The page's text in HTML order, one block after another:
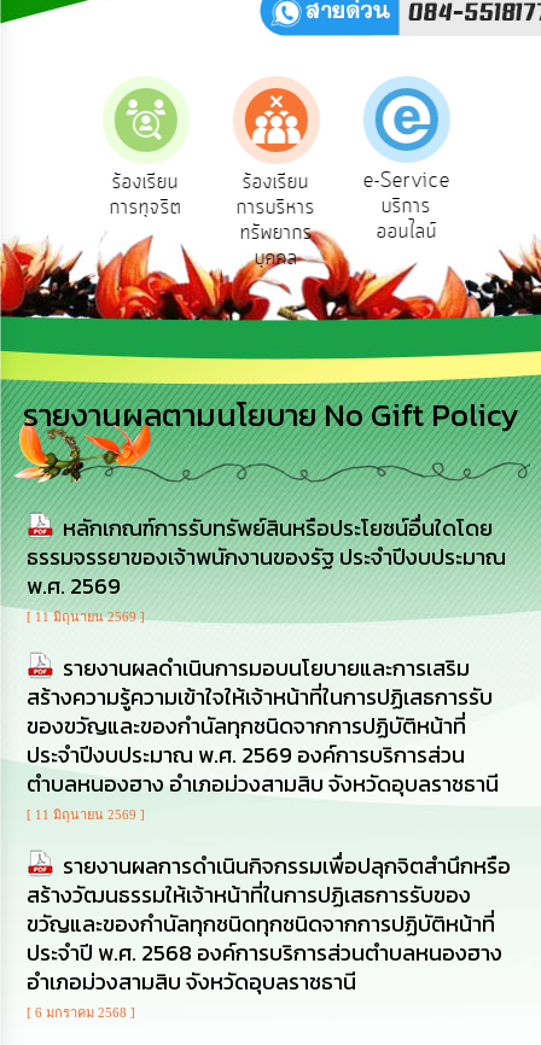
ความ
ยุทธศาสตร์/
การ
บริหาร/
พัฒนา
ทรัพยากร
การ
บริหาร
งาน
การ
ส่ง
เสริม
ความ
โปร่งใส
การ
จัด
ซื้อ
จัด
จ้าง
การ
เงิน
การ
คลัง
นโยบาย
No
Gift
Policy
ร้องเรียน
การทุจริต
ร้องเรียน
การบริหาร
ทรัพยากร
บุคคล
e-Service
บริการ
ออนไลน์
รายงานผลตามนโยบาย No Gift Policy
หลักเกณฑ์การรับทรัพย์สินหรือประโยชน์อื่นใดโดย
ธรรมจรรยาของเจ้าพนักงานของรัฐ ประจำปีงบประมาณ
พ.ศ. 2569
[ 11 มิถุนายน 2569 ]
รายงานผลดำเนินการมอบนโยบายและการเสริม
สร้างความรู้ความเข้าใจให้เจ้าหน้าที่ในการปฏิเสธการรับ
ของขวัญและของกํานัลทุกชนิดจากการปฏิบัติหน้าที่
ประจำปีงบประมาณ พ.ศ. 2569 องค์การบริการส่วน
ตำบลหนองฮาง อำเภอม่วงสามสิบ จังหวัดอุบลราชธานี
[ 11 มิถุนายน 2569 ]
รายงานผลการดำเนินกิจกรรมเพื่อปลุกจิตสำนึกหรือ
สร้างวัฒนธรรมให้เจ้าหน้าที่ในการปฏิเสธการรับของ
ขวัญและของกํานัลทุกชนิดทุกชนิดจากการปฏิบัติหน้าที่
ประจำปี พ.ศ. 2568 องค์การบริการส่วนตำบลหนองฮาง
อำเภอม่วงสามสิบ จังหวัดอุบลราชธานี
[ 6 มกราคม 2568 ]